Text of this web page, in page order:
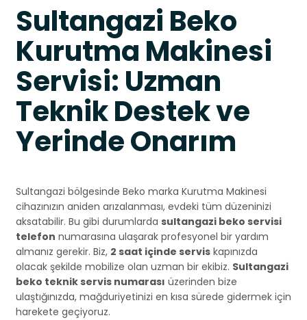
Sultangazi Beko
Kurutma Makinesi
Servisi: Uzman
Teknik Destek ve
Yerinde Onarım
Sultangazi bölgesinde Beko marka Kurutma Makinesi
cihazınızın aniden arızalanması, evdeki tüm düzeninizi
aksatabilir. Bu gibi durumlarda sultangazi beko servisi
telefon numarasına ulaşarak profesyonel bir yardım
almanız gerekir. Biz, 2 saat içinde servis kapınızda
olacak şekilde mobilize olan uzman bir ekibiz. Sultangazi
beko teknik servis numarası üzerinden bize
ulaştığınızda, mağduriyetinizi en kısa sürede gidermek için
harekete geçiyoruz.